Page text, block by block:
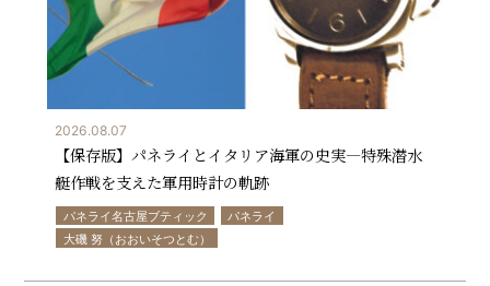
2026.08.07
【保存版】パネライとイタリア海軍の史実—特殊潜水
艇作戦を支えた軍用時計の軌跡
パネライ名古屋ブティック
パネライ
大磯 努（おおいそつとむ）